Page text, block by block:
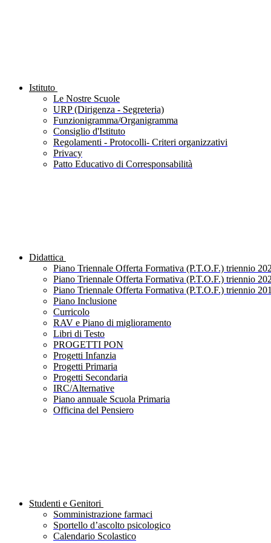
Istituto
Le Nostre Scuole
URP (Dirigenza - Segreteria)
Funzionigramma/Organigramma
Consiglio d'Istituto
Regolamenti - Protocolli- Criteri organizzativi
Privacy
Patto Educativo di Corresponsabilità
Didattica
Piano Triennale Offerta Formativa (P.T.O.F.) triennio
Piano Triennale Offerta Formativa (P.T.O.F.) triennio
Piano Triennale Offerta Formativa (P.T.O.F.) triennio
Piano Inclusione
Curricolo
RAV e Piano di miglioramento
Libri di Testo
PROGETTI PON
Progetti Infanzia
Progetti Primaria
Progetti Secondaria
IRC/Alternative
Piano annuale Scuola Primaria
Officina del Pensiero
Studenti e Genitori
Somministrazione farmaci
Sportello d’ascolto psicologico
Calendario Scolastico